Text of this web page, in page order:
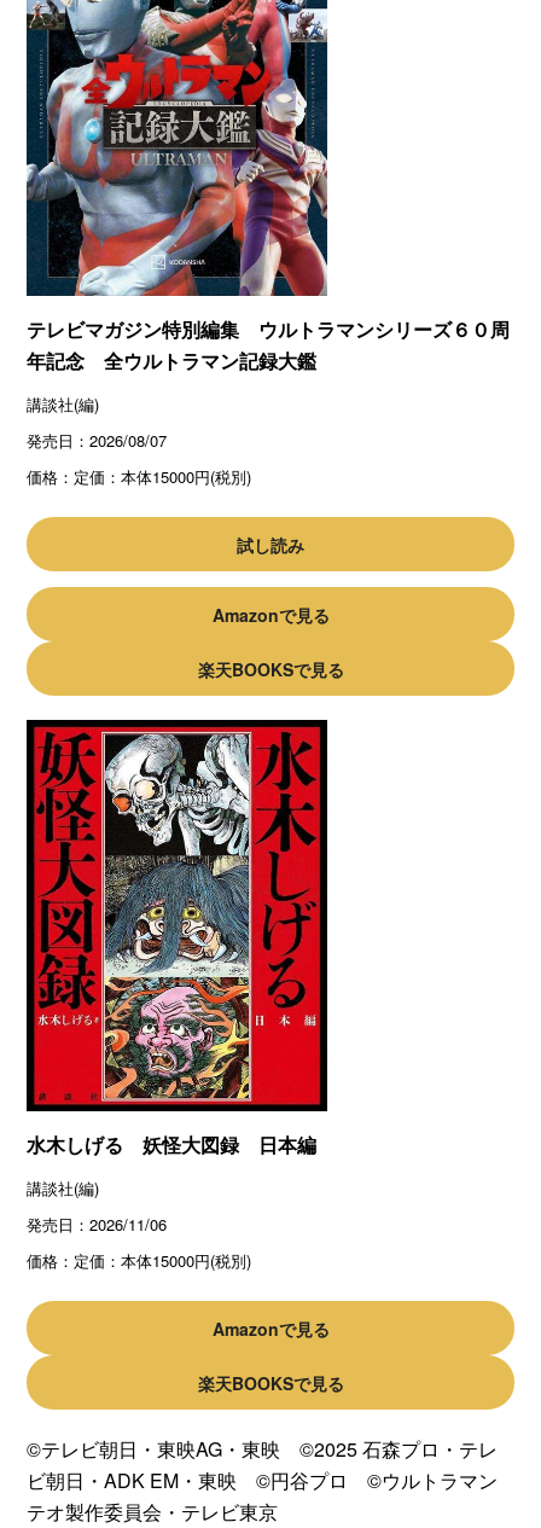
テレビマガジン特別編集 ウルトラマンシリーズ６０周
年記念 全ウルトラマン記録大鑑
講談社(編)
発売日：2026/08/07
価格： 定価：本体15000円(税別)
試し読み
Amazonで見る
楽天BOOKSで見る
水木しげる 妖怪大図録 日本編
講談社(編)
発売日：2026/11/06
価格： 定価：本体15000円(税別)
Amazonで見る
楽天BOOKSで見る
©テレビ朝日・東映AG・東映 ©2025 石森プロ・テレ
ビ朝日・ADK EM・東映 ©円谷プロ ©ウルトラマン
テオ製作委員会・テレビ東京